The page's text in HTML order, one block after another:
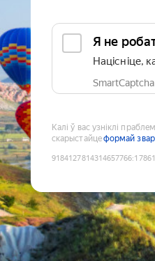
Я не
Націсніце,
Калі ў вас узніклі
скарыстайцеформай
9184127814314657766: